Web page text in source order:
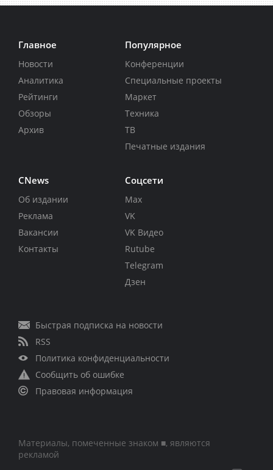
Главное
Новости
Аналитика
Рейтинги
Обзоры
Архив
Популярное
Конференции
Специальные проекты
Маркет
Техника
ТВ
Печатные издания
CNews
Об издании
Реклама
Вакансии
Контакты
Соцсети
Max
VK
VK Видео
Rutube
Telegram
Дзен
Быстрая подписка на новости
RSS
Политика конфиденциальности
Сообщить об ошибке
Правовая информация
Материалы, помеченные знаком ■, являются
рекламой